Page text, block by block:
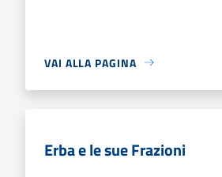
VAI ALLA PAGINA
Erba e le sue Frazioni